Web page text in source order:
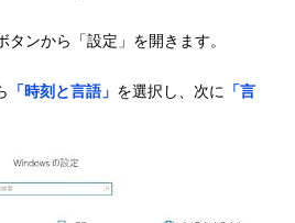
タンから「設定」を開きます。
「時刻と言語」 を選択し、次に
「言